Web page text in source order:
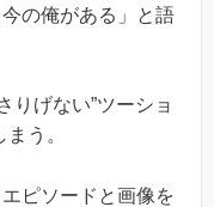
の俺がある」と語
りげない”ツーショ
う。
ピソードと画像を